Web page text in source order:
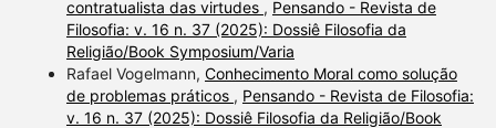
contratualista das virtudes , Pensando - Revista de
Filosofia: v. 16 n. 37 (2025): Dossiê Filosofia da
Religião/Book Symposium/Varia
Rafael Vogelmann, Conhecimento Moral como solução
de problemas práticos , Pensando - Revista de Filosofia:
v. 16 n. 37 (2025): Dossiê Filosofia da Religião/Book